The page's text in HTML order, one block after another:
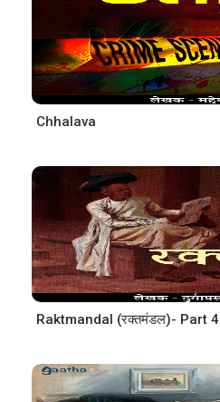
Chhalava
Raktmandal (रक्तमंडल)- Part 4